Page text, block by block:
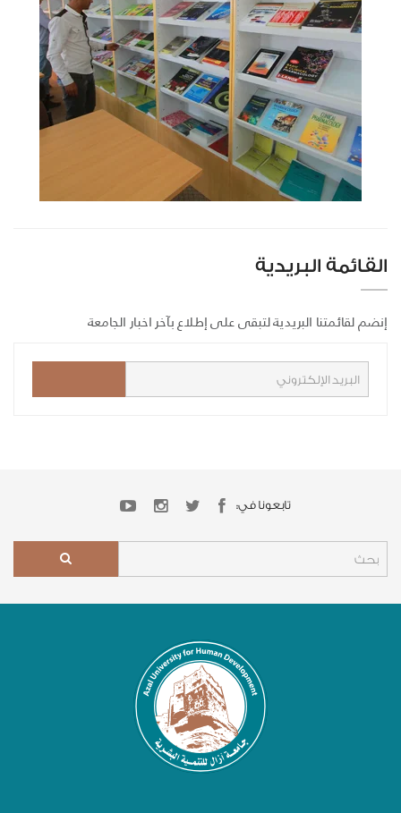
القائمة البريدية
إنضم لقائمتنا البريدية لتبقى على إطلاع بآخر اخبار الجامعة
تابعونا في: